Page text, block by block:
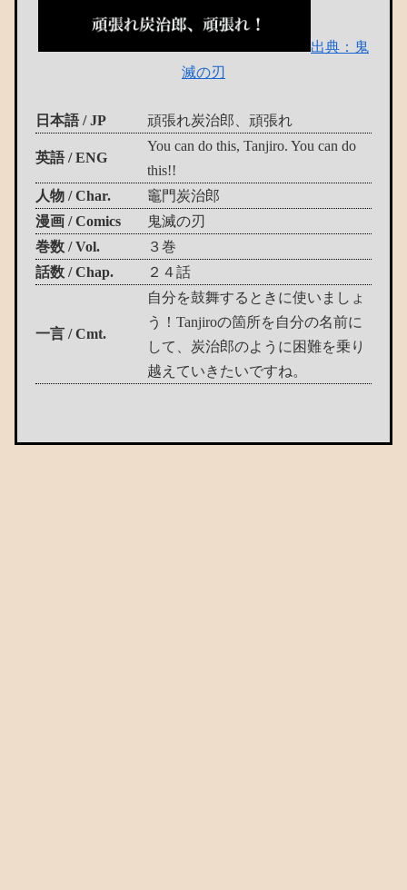
出典：鬼
滅の刃
日本語 / JP 頑張れ炭治郎、頑張れ
英語 / ENG
You can do this, Tanjiro. You can do
this!!
人物 / Char.
竈門炭治郎
漫画 / Comics
鬼滅の刃
巻数 / Vol.
３巻
話数 / Chap.
２４話
一言 / Cmt.
自分を鼓舞するときに使いましょ
う！Tanjiroの箇所を自分の名前に
して、炭治郎のように困難を乗り
越えていきたいですね。